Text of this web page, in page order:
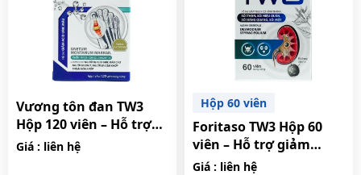
Vương tôn đan TW3
Hộp 120 viên – Hỗ trợ
giảm acid uric máu.
Giá : liên hệ
Hộp 60 viên
Foritaso TW3 Hộp 60
viên – Hỗ trợ giảm
nguy cơ hình thành sỏi
Giá : liên hệ